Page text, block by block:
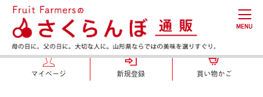
MENU
マイページ 新規登録 買い物かご